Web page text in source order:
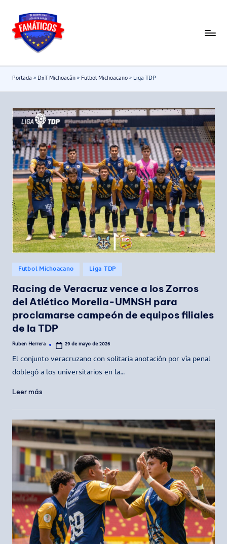
Saltar
contenido
F
n
a
t
i
c
o
s
Noticias
deportivas
-
Mundial
2026
Portada » DxT Michoacán» Futbol Michoacano» Liga TDP
Publicado
en
Futbol Michoacano Liga TDP
Racing de Veracruz vence a los Zorros
del Atlético Morelia-UMNSH para
proclamarse campeón de equipos filiales
de la TDP
Publicado
Ruben Herrera 29 de mayo de 2026
El conjunto veracruzano con solitaria anotación por vía penal
doblegó a los universitarios en la…
Leer más